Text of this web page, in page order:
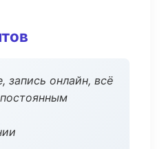
запись онлайн, всё